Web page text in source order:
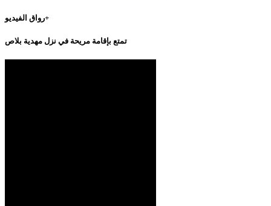
رواق الفيديو+
تمتع بإقامة مريحة في نزل مهدية بلاص